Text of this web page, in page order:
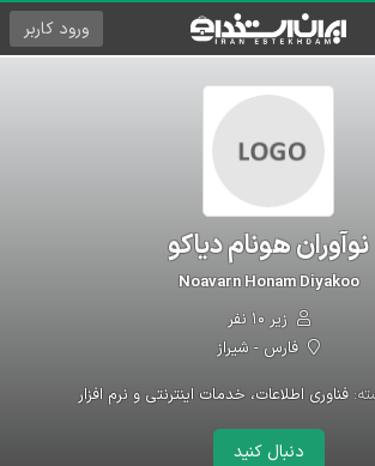
ورود کاربر
نوآوران هونام دیاکو
Noavarn Honam Diyakoo
زیر ۱۰ نفر
فارس - شیراز
فناوری اطلاعات، خدمات اینترنتی و نرم افزار
دنبال کنید